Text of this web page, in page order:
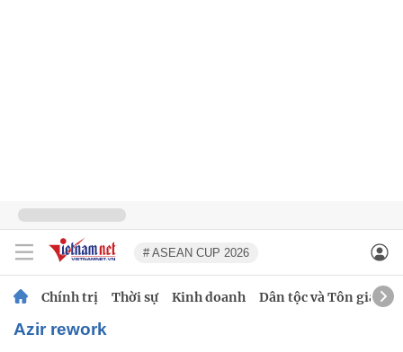
# ASEAN CUP 2026
Chính trị Thời sự Kinh doanh Dân tộc và Tôn giáo
Azir rework